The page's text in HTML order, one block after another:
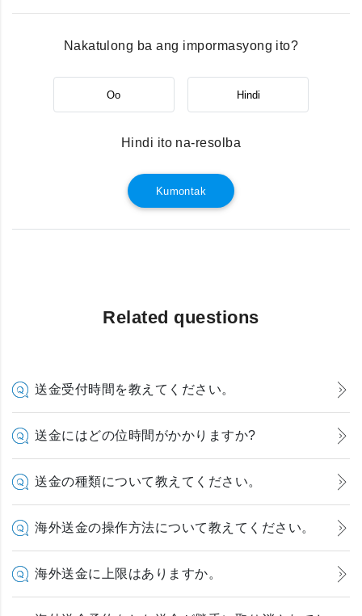
Nakatulong ba ang impormasyong ito?
Oo Hindi
Hindi ito na-resolba
Kumontak
Related questions
送金受付時間を教えてください。
送金にはどの位時間がかかりますか?
送金の種類について教えてください。
海外送金の操作方法について教えてください。
海外送金に上限はありますか。